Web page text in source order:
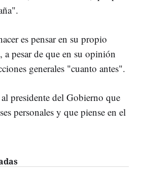
es pensar en su propio
pesar de que en su opinión
generales "cuanto antes".
presidente del Gobierno que
personales y que piense en el